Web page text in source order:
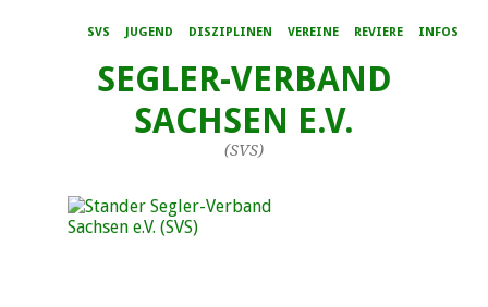
SVS JUGEND DISZIPLINEN VEREINE REVIERE INFOS
SEGLER-VERBAND
SACHSEN E.V.
(SVS)